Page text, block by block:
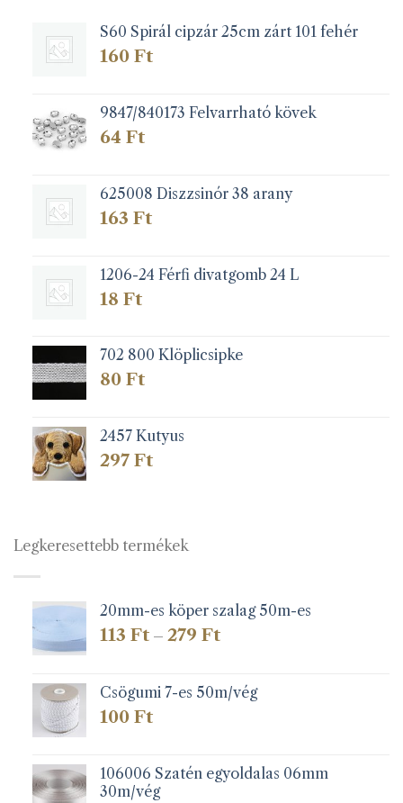
termékoldalon
választhatók
S60 Spirál cipzár 25cm zárt 101 fehér
160 Ft
9847/840173 Felvarrható kövek
64 Ft
625008 Diszzsinór 38 arany
163 Ft
1206-24 Férfi divatgomb 24 L
18 Ft
702 800 Klöplicsipke
80 Ft
2457 Kutyus
297 Ft
Legkeresettebb termékek
20mm-es köper szalag 50m-es
113 Ft – 279 FtÁrtartomány:
279 Ft
Csögumi 7-es 50m/vég
100 Ft
106006 Szatén egyoldalas 06mm
30m/vég